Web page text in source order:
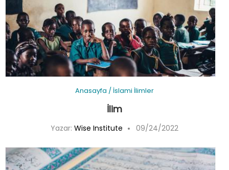
Anasayfa / İslami İlimler
İlim
Yazar: Wise Institute 09/24/2022